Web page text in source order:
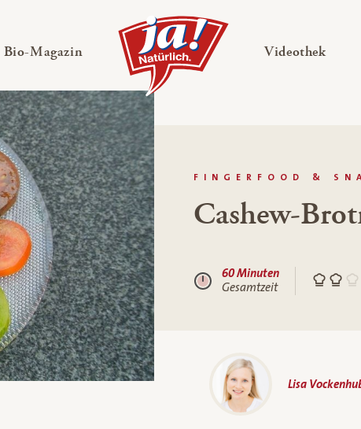
ausklappen
Bio-Magazin — Untermenü ausklappen Videothek—
FINGERFOOD &
Cashew-
60 Minuten
Gesamtzeit
Lisa